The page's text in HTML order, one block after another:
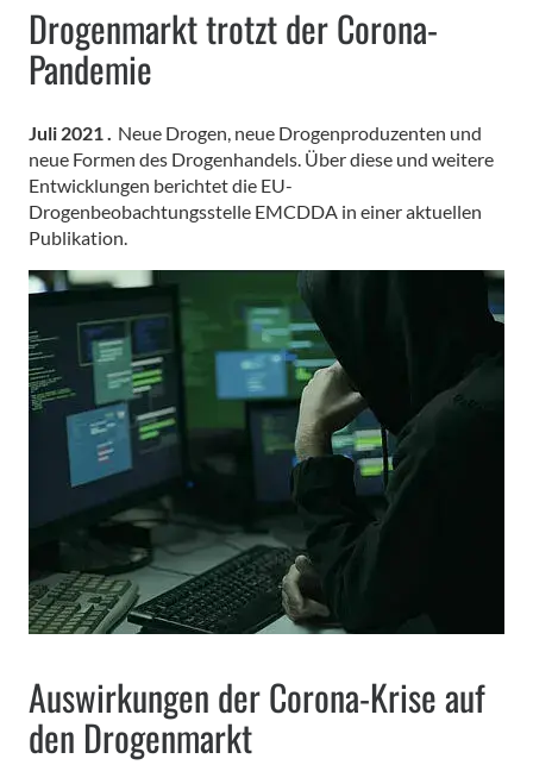
Drogenmarkt trotzt der Corona-
Pandemie
Juli 2021 . Neue Drogen, neue Drogenproduzenten und
neue Formen des Drogenhandels. Über diese und weitere
Entwicklungen berichtet die EU-
Drogenbeobachtungsstelle EMCDDA in einer aktuellen
Publikation.
Auswirkungen der Corona-Krise auf
den Drogenmarkt